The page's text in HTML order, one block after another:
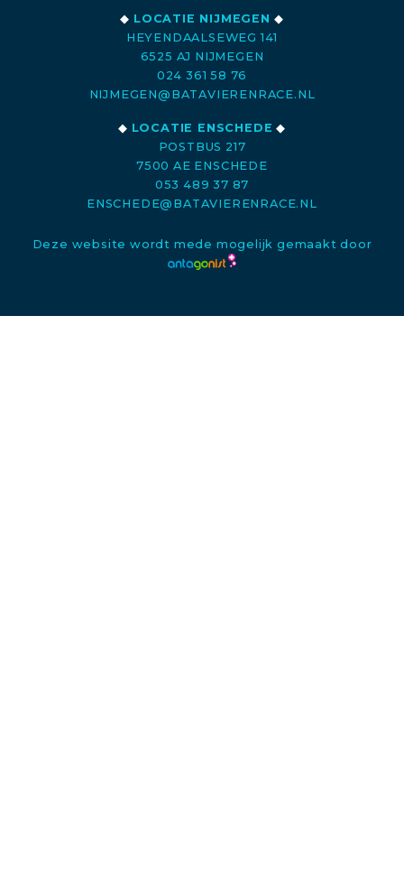
◆ LOCATIE NIJMEGEN ◆
HEYENDAALSEWEG 141
6525 AJ NIJMEGEN
024 361 58 76
NIJMEGEN@BATAVIERENRACE.NL
◆ LOCATIE ENSCHEDE ◆
POSTBUS 217
7500 AE ENSCHEDE
053 489 37 87
ENSCHEDE@BATAVIERENRACE.NL
Deze website wordt mede mogelijk gemaakt door